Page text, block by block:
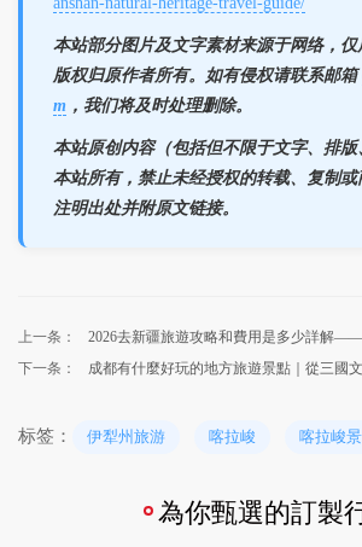
本站部分图片及文字素材来源于网络，仅
版权归原作者所有。如有侵权请联系邮箱
m ，我们将及时处理删除。
本站原创内容（包括但不限于文字、排
本站所有，禁止未经授权的转载、复制
注明出处并附原文链接。
上一条：
2026去新疆旅遊攻略和費用是多少詳解——
下一条：
成都有什麼好玩的地方旅遊景點｜從三國文化到現
标签： 伊犁州旅游 喀拉峻 喀拉峻
為你甄選的訂製